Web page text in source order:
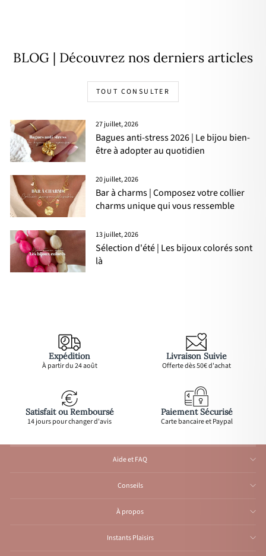
BLOG | Découvrez nos derniers articles
TOUT CONSULTER
27 juillet, 2026
Bagues anti-stress 2026 | Le bijou bien-
être à adopter au quotidien
20 juillet, 2026
Bar à charms | Composez votre collier
charms unique qui vous ressemble
13 juillet, 2026
Sélection d'été | Les bijoux colorés sont
là
Expédition
À partir du 24 août
Livraison Suivie
Offerte dès 50€ d'achat
Satisfait ou Remboursé
14 jours pour changer d'avis
Paiement Sécurisé
Carte bancaire et Paypal
Aide et FAQ
Conseils
À propos
Instants Plaisirs